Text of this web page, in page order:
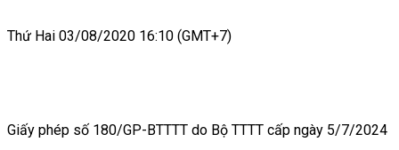
Thứ Hai 03/08/2020 16:10 (GMT+7)
Giấy phép số 180/GP-BTTTT do Bộ TTTT cấp ngày 5/7/2024